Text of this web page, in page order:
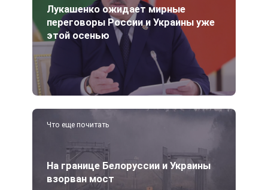
Лукашенко ожидает мирные
переговоры России и Украины уже
этой осенью
Что еще почитать
На границе Белоруссии и Украины
взорван мост